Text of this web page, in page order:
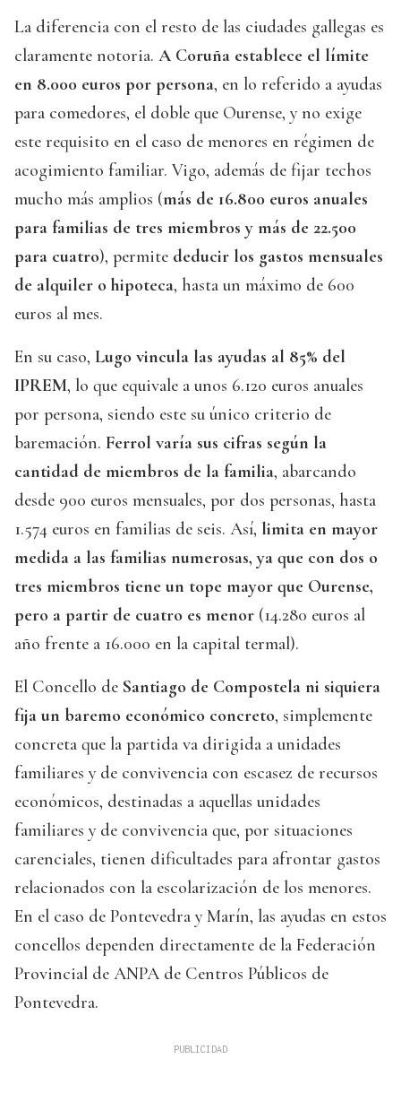
La diferencia con el resto de las ciudades gallegas es
claramente notoria. A Coruña establece el límite
en 8.000 euros por persona, en lo referido a ayudas
para comedores, el doble que Ourense, y no exige
este requisito en el caso de menores en régimen de
acogimiento familiar. Vigo, además de fijar techos
mucho más amplios (más de 16.800 euros anuales
para familias de tres miembros y más de 22.500
para cuatro), permite deducir los gastos mensuales
de alquiler o hipoteca, hasta un máximo de 600
euros al mes.
En su caso, Lugo vincula las ayudas al 85% del
IPREM, lo que equivale a unos 6.120 euros anuales
por persona, siendo este su único criterio de
baremación. Ferrol varía sus cifras según la
cantidad de miembros de la familia, abarcando
desde 900 euros mensuales, por dos personas, hasta
1.574 euros en familias de seis. Así, limita en mayor
medida a las familias numerosas, ya que con dos o
tres miembros tiene un tope mayor que Ourense,
pero a partir de cuatro es menor (14.280 euros al
año frente a 16.000 en la capital termal).
El Concello de Santiago de Compostela ni siquiera
fija un baremo económico concreto, simplemente
concreta que la partida va dirigida a unidades
familiares y de convivencia con escasez de recursos
económicos, destinadas a aquellas unidades
familiares y de convivencia que, por situaciones
carenciales, tienen dificultades para afrontar gastos
relacionados con la escolarización de los menores.
En el caso de Pontevedra y Marín, las ayudas en estos
concellos dependen directamente de la Federación
Provincial de ANPA de Centros Públicos de
Pontevedra.